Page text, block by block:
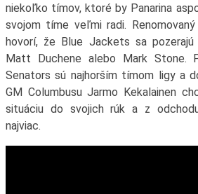
niekoľko tímov, ktoré by Panarina
svojom tíme veľmi radi.
hovorí, že Blue Jackets sa
Matt Duchene alebo Mark Stone.
Senators sú najhorším tímom ligy a
GM Columbusu Jarmo Kekalainen
situáciu do svojich rúk a z
najviac.